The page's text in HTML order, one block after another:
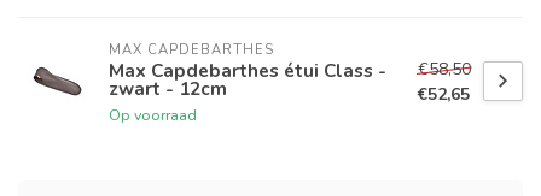
MAX CAPDEBARTHES
Max Capdebarthes étui Class -
zwart - 12cm
Op voorraad
€58,50
€52,65